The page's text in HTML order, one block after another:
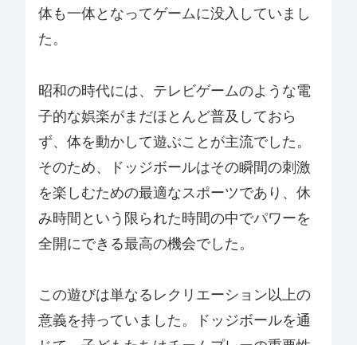
体も一体となってゲームに没入していまし
た。
昭和の時代には、テレビゲームのような電
子的な娯楽がまだほとんど普及しておら
ず、体を動かして遊ぶことが主流でした。
そのため、ドッジボールはその瞬間の刺激
を楽しむための最適なスポーツであり、休
み時間という限られた時間の中でパワーを
全開にできる最高の機会でした。
この遊びは単なるレクリエーション以上の
意義を持っていました。ドッジボールを通